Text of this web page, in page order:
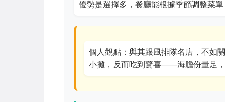
優勢是選擇多，餐廳能根據季節調整菜
個人觀點：與其跟風排隊名店，不如
小攤，反而吃到驚喜——海膽份量足